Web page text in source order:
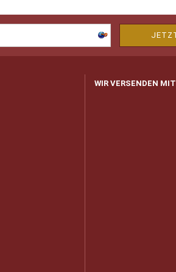
WIR VERSENDEN MIT